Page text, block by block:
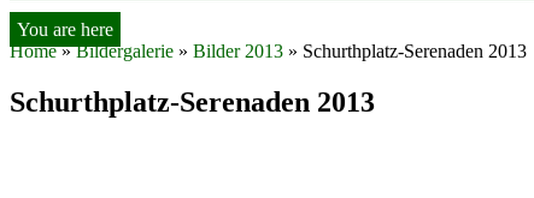
You are here
Home»Bildergalerie » Bilder 2013 » Schurthplatz-Serenaden 2013
Schurthplatz-Serenaden 2013